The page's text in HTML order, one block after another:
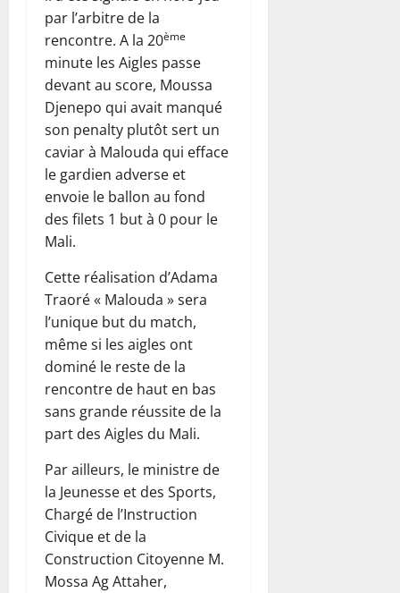
par l’arbitre de la
rencontre. A la 20ème
minute les Aigles passe
devant au score, Moussa
Djenepo qui avait manqué
son penalty plutôt sert un
caviar à Malouda qui efface
le gardien adverse et
envoie le ballon au fond
des filets 1 but à 0 pour le
Mali.
Cette réalisation d’Adama
Traoré « Malouda » sera
l’unique but du match,
même si les aigles ont
dominé le reste de la
rencontre de haut en bas
sans grande réussite de la
part des Aigles du Mali.
Par ailleurs, le ministre de
la Jeunesse et des Sports,
Chargé de l’Instruction
Civique et de la
Construction Citoyenne M.
Mossa Ag Attaher,